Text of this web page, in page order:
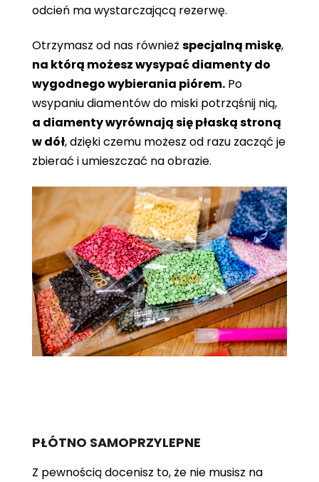
odcień ma wystarczającą rezerwę.
Otrzymasz od nas również specjalną miskę,
na którą możesz wysypać diamenty do
wygodnego wybierania piórem. Po
wsypaniu diamentów do miski potrząśnij nią,
a diamenty wyrównają się płaską stroną
w dół, dzięki czemu możesz od razu zacząć je
zbierać i umieszczać na obrazie.
PŁÓTNO SAMOPRZYLEPNE
Z pewnością docenisz to, że nie musisz na